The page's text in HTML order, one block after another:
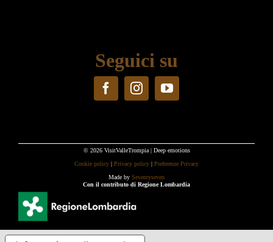
Seguici su
© 2026 VisitValleTrompia | Deep emotions
Cookie policy | Privacy policy | Preferenze Privacy
Made by Seventyseven
Con il contributo di Regione Lombardia